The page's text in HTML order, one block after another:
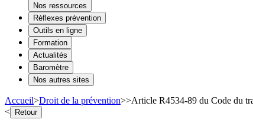
Nos ressources
Réflexes prévention
Outils en ligne
Formation
Actualités
Baromètre
Nos autres sites
Accueil>Droit de la prévention>>Article R4534-89 du Code du
< Retour